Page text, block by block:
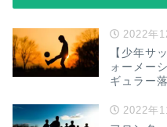
2022年
【少年サ
ォーメー
ギュラー
2022年